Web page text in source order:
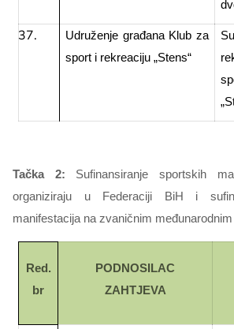
Udruženje građana Klub za
sport i rekreaciju „Stens“
Tačka 2: Sufinansiranje sportskih
organiziraju u Federaciji BiH i
manifestacija na zvaničnim
Red.
br
PODNOSILAC
ZAHTJEVA